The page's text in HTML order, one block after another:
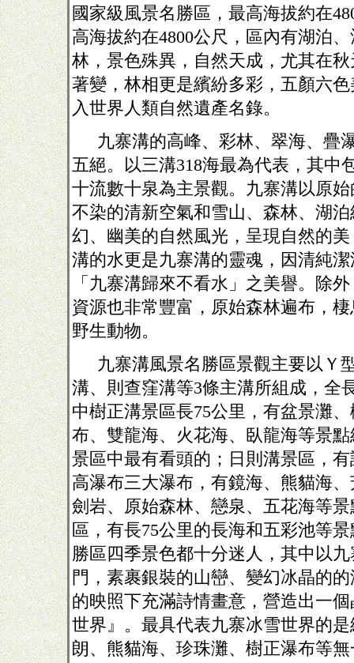
國家級風景名勝區，最高海拔約在
高海拔約在4800公尺，區內有湖泊
林，景色殊異，自然天成，尤其在
著變，林相更是繽紛多彩，五顏六
入世界人類自然遺產名錄。
九寨溝的高峰、彩林、翠海、疊
五絕。以三溝318海最為代表，其中
十流數十泉為主景觀。九寨溝以原
不染的清新空氣和雪山、森林、湖
幻、幽美的自然風光，呈現自然的
溝的水更是九寨溝的靈魂，因清純
「九寨溝歸來不看水」之美譽。除
資源也非常豐富，原始森林遍布，
野生動物。
九寨溝風景名勝區景觀主要以Ｙ
溝、則查窪溝等3條主溝所組成，全
中樹正溝景區長75公里，有盆景灘
布、雙龍海、火花海、臥龍海等景
景區中最有看頭的；日則溝景區，
高瀑布三大瀑布，有鏡海、熊貓海
劍岩、原始森林、戀泉、五花海等
區，有長75公里的長海和五彩池等
勝區四季景色都十分迷人，其中以
門，素裹銀裝的山巒、變幻冰晶的
的映照下充滿詩情畫意，營造出一
世界』。最具代表九寨冰雪世界的
朗、熊貓海、珍珠灘、樹正瀑布等